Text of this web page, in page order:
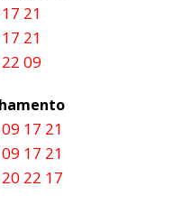
21
21
09
17 21
17 21
22 17